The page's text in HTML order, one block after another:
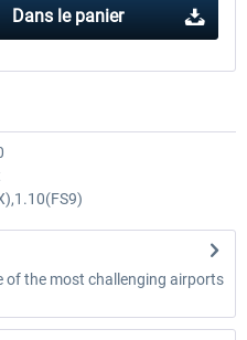
Dans le panier
of the most challenging airports